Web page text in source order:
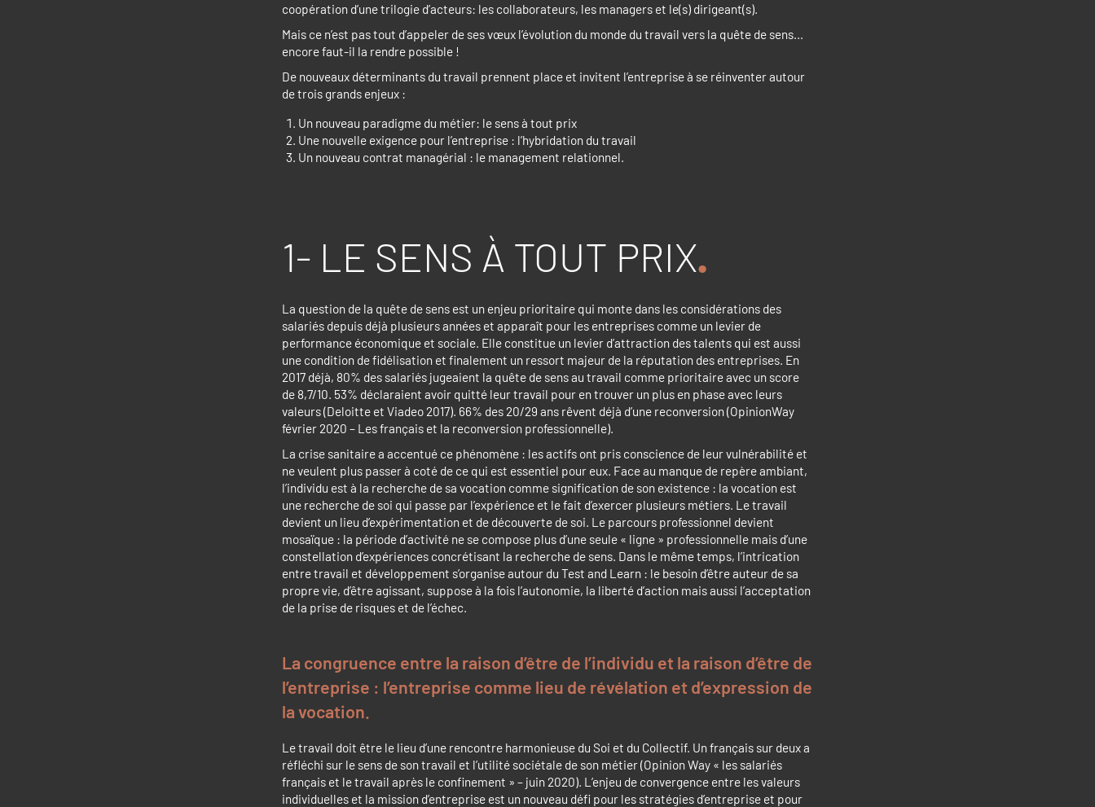
coopération d’une trilogie d’acteurs: les collaborateurs, les managers et le(s) dirigeant(s).
Mais ce n’est pas tout d’appeler de ses vœux l’évolution du monde du travail vers la quête de sens…
encore faut-il la rendre possible !
De nouveaux déterminants du travail prennent place et invitent l’entreprise à se réinventer autour
de trois grands enjeux :
Un nouveau paradigme du métier: le sens à tout prix
Une nouvelle exigence pour l’entreprise : l’hybridation du travail
Un nouveau contrat managérial : le management relationnel.
1- LE SENS À TOUT PRIX
La question de la quête de sens est un enjeu prioritaire qui monte dans les considérations des
salariés depuis déjà plusieurs années et apparaît pour les entreprises comme un levier de
performance économique et sociale. Elle constitue un levier d’attraction des talents qui est aussi
une condition de fidélisation et finalement un ressort majeur de la réputation des entreprises. En
2017 déjà, 80% des salariés jugeaient la quête de sens au travail comme prioritaire avec un score
de 8,7/10. 53% déclaraient avoir quitté leur travail pour en trouver un plus en phase avec leurs
valeurs (Deloitte et Viadeo 2017). 66% des 20/29 ans rêvent déjà d’une reconversion (OpinionWay
février 2020 – Les français et la reconversion professionnelle).
La crise sanitaire a accentué ce phénomène : les actifs ont pris conscience de leur vulnérabilité et
ne veulent plus passer à coté de ce qui est essentiel pour eux. Face au manque de repère ambiant,
l’individu est à la recherche de sa vocation comme signification de son existence : la vocation est
une recherche de soi qui passe par l’expérience et le fait d’exercer plusieurs métiers. Le travail
devient un lieu d’expérimentation et de découverte de soi. Le parcours professionnel devient
mosaïque : la période d’activité ne se compose plus d’une seule « ligne » professionnelle mais d’une
constellation d’expériences concrétisant la recherche de sens. Dans le même temps, l’intrication
entre travail et développement s’organise autour du Test and Learn : le besoin d’être auteur de sa
propre vie, d’être agissant, suppose à la fois l’autonomie, la liberté d’action mais aussi l’acceptation
de la prise de risques et de l’échec.
La congruence entre la raison d’être de l’individu et la raison d’être de
l’entreprise : l’entreprise comme lieu de révélation et d’expression de
la vocation.
Le travail doit être le lieu d’une rencontre harmonieuse du Soi et du Collectif. Un français sur deux a
réfléchi sur le sens de son travail et l’utilité sociétale de son métier (Opinion Way « les salariés
français et le travail après le confinement » – juin 2020). L’enjeu de convergence entre les valeurs
individuelles et la mission d’entreprise est un nouveau défi pour les stratégies d’entreprise et pour